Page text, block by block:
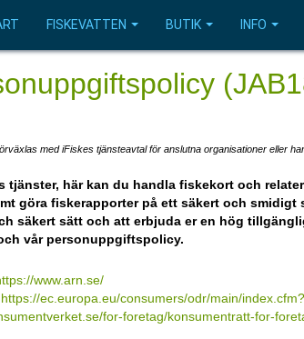
FISKEVATTEN BUTIK INFO
med iFiskes tjänsteavtal för anslutna organisationer eller
tjänster, här kan du handla fiskekort och
göra fiskerapporter på ett säkert och smidigt
säkert sätt och att erbjuda er en hög
vår personuppgiftspolicy.
www.arn.se/
https://ec.europa.eu/consumers/odr/main/
for-foretag/konsumentratt-for-